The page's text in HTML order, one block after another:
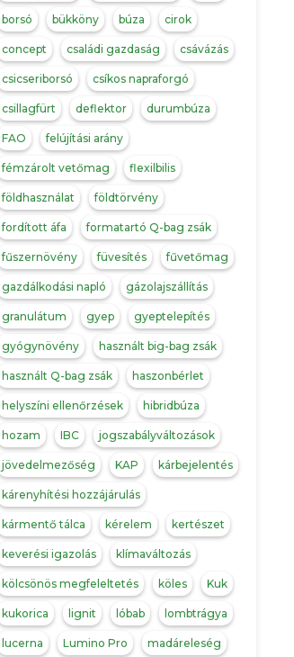
borsó bükköny búza cirok
concept családi gazdaság csávázás
csicseriborsó csíkos napraforgó
csillagfürt deflektor durumbúza
FAO felújítási arány
fémzárolt vetőmag flexilbilis
földhasználat földtörvény
fordított áfa formatartó Q-bag zsák
fűszernövény füvesítés fűvetőmag
gazdálkodási napló gázolajszállítás
granulátum gyep gyeptelepítés
gyógynövény használt big-bag zsák
használt Q-bag zsák haszonbérlet
helyszíni ellenőrzések hibridbúza
hozam IBC jogszabályváltozások
jövedelmezőség KAP kárbejelentés
kárenyhítési hozzájárulás
kármentő tálca kérelem kertészet
keverési igazolás klímaváltozás
kölcsönös megfeleltetés köles Kuk
kukorica lignit lóbab lombtrágya
lucerna Lumino Pro madáreleség